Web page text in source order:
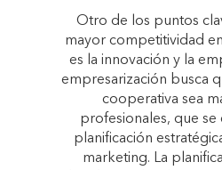
Otro de los puntos
mayor competitividad
es la innovación y la
empresarización busca
cooperativa sea
profesionales, que se
planificación
marketing. La